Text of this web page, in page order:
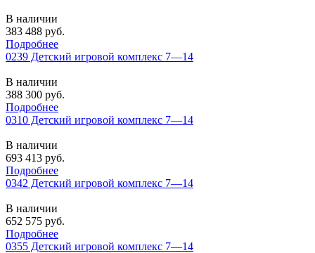
В наличии
383 488 руб.
Подробнее
0239 Детский игровой комплекс 7—14
В наличии
388 300 руб.
Подробнее
0310 Детский игровой комплекс 7—14
В наличии
693 413 руб.
Подробнее
0342 Детский игровой комплекс 7—14
В наличии
652 575 руб.
Подробнее
0355 Детский игровой комплекс 7—14